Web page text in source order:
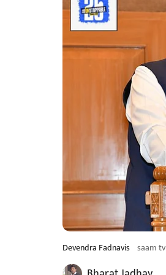
Devendra Fadnavis saam tv